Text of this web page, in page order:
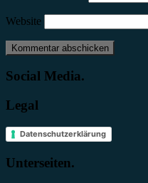
Website
Social Media.
Legal
Datenschutzerklärung
Unterseiten.